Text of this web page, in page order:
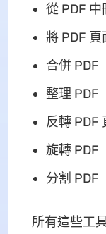
從 PDF
將 PDF
合併 PDF
整理 PDF
反轉 PDF
旋轉 PDF
分割 PDF
所有這些工